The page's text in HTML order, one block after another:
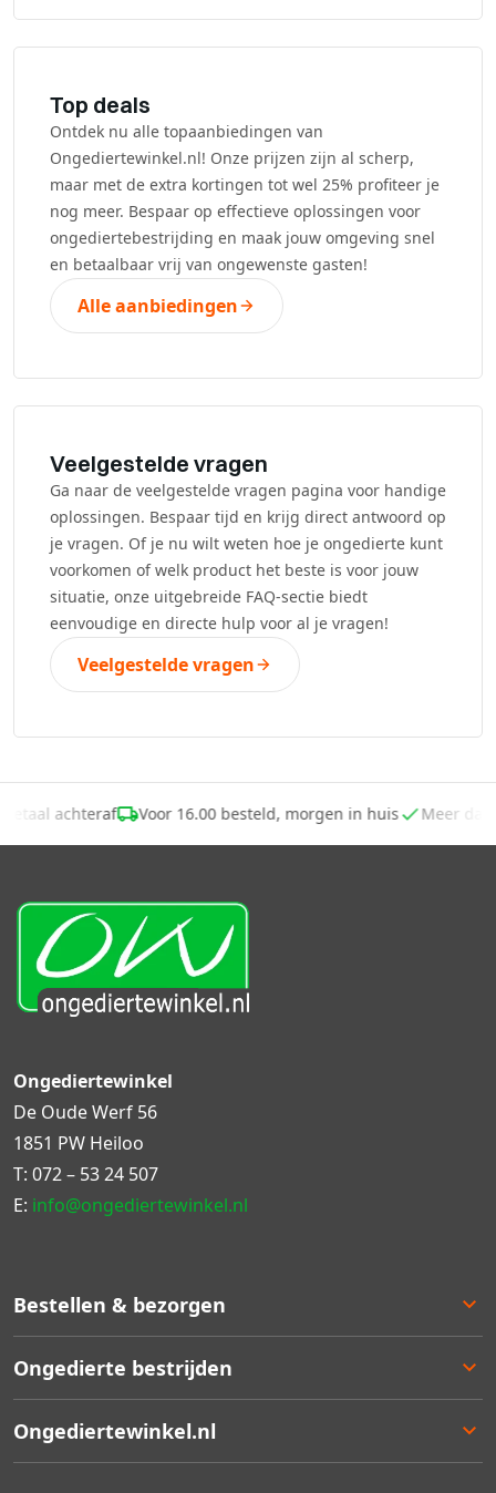
Top deals
Ontdek nu alle topaanbiedingen van
Ongediertewinkel.nl! Onze prijzen zijn al scherp,
maar met de extra kortingen tot wel 25% profiteer je
nog meer. Bespaar op effectieve oplossingen voor
ongediertebestrijding en maak jouw omgeving snel
en betaalbaar vrij van ongewenste gasten!
Alle aanbiedingen
Veelgestelde vragen
Ga naar de veelgestelde vragen pagina voor handige
oplossingen. Bespaar tijd en krijg direct antwoord op
je vragen. Of je nu wilt weten hoe je ongedierte kunt
voorkomen of welk product het beste is voor jouw
situatie, onze uitgebreide FAQ-sectie biedt
eenvoudige en directe hulp voor al je vragen!
Veelgestelde vragen
Betaal achteraf Voor 16.00 besteld, morgen in huis Meer
Bestellen & bezorgen
Bestellen
Bezorgen
Ongedierte bestrijden
Ongedierte keuzelulp
Ongediertewinkel.nl
Ongediertewinkel
De Oude Werf 56
1851 PW Heiloo
T: 072 – 53 24 507
E: info@ongediertewinkel.nl